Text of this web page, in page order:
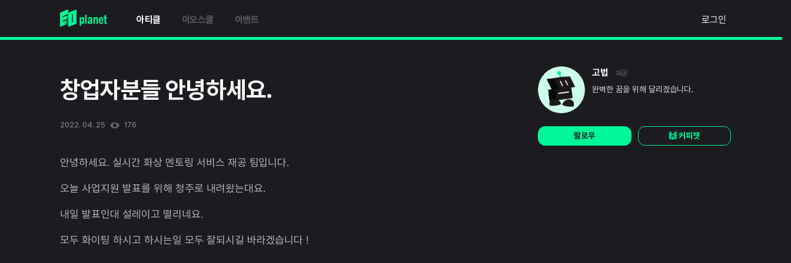
아티클 이오스쿨 이벤트 로그인
창업자분들 안녕하세요.
2022. 04. 25 176
안녕하세요. 실시간 화상 멘토링 서비스 재공 팀입니다.
오늘 사업지원 발표를 위해 청주로 내려왔는대요.
내일 발표인대 설레이고 떨리네요.
모두 화이팅 하시고 하시는일 모두 잘되시길 바라겠습니다 !
고법 재공
완벽한 꿈을 위해 달리겠습니다.
팔로우 🙌 커피챗